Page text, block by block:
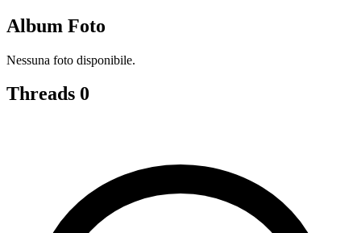
Album Foto
Nessuna foto disponibile.
Threads 0